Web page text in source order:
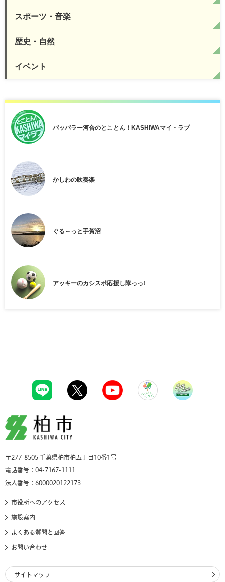
スポーツ・音楽
歴史・自然
イベント
パッパラー河合のとことん！KASHIWAマイ・ラブ
かしわの吹奏楽
ぐる～っと手賀沼
アッキーのカシスポ応援し隊っっ!
柏市
〒277-8505 千葉県柏市柏五丁目10番1号
電話番号：04-7167-1111
法人番号：6000020122173
市役所へのアクセス
施設案内
よくある質問と回答
お問い合わせ
サイトマップ